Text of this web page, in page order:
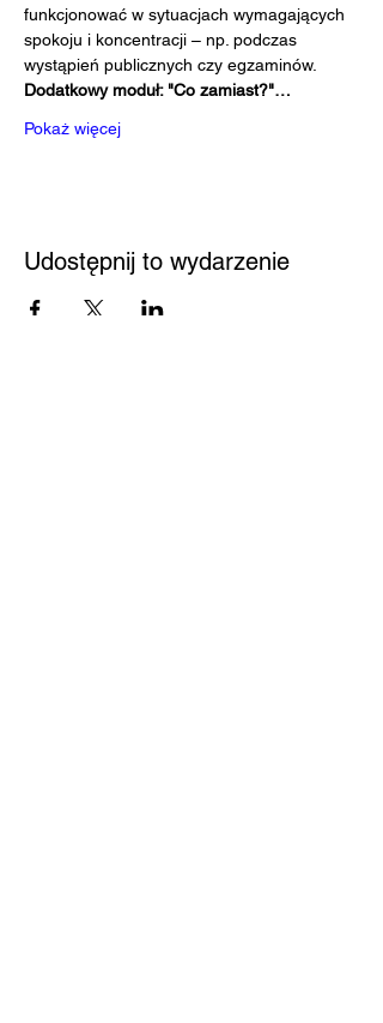
funkcjonować w sytuacjach wymagających
spokoju i koncentracji – np. podczas
wystąpień publicznych czy egzaminów.
Dodatkowy moduł: "Co zamiast?"…
Pokaż więcej
Udostępnij to wydarzenie